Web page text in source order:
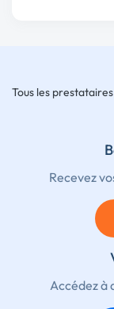
Tous les prestataires
Recevez
Accédez à